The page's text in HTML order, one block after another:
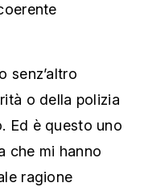
senz’altro
o della polizia
Ed è questo uno
che mi hanno
ragione